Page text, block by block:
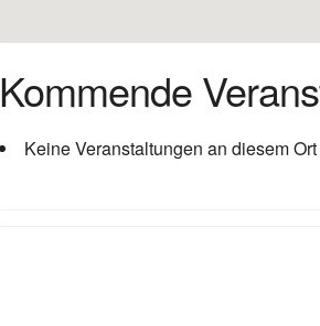
Kommende
Keine Veranstaltungen an diesem Ort